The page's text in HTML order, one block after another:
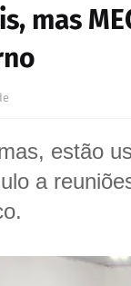
mas
estão
a